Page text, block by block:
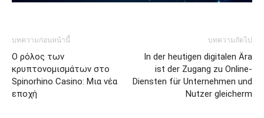
บทความก่อนหน้านี้
Ο ρόλος των
κρυπτονομισμάτων στο
Spinorhino Casino: Μια νέα
εποχή
บทความถัดไป
In der heutigen digitalen Ära
ist der Zugang zu Online-
Diensten für Unternehmen und
Nutzer gleicherm